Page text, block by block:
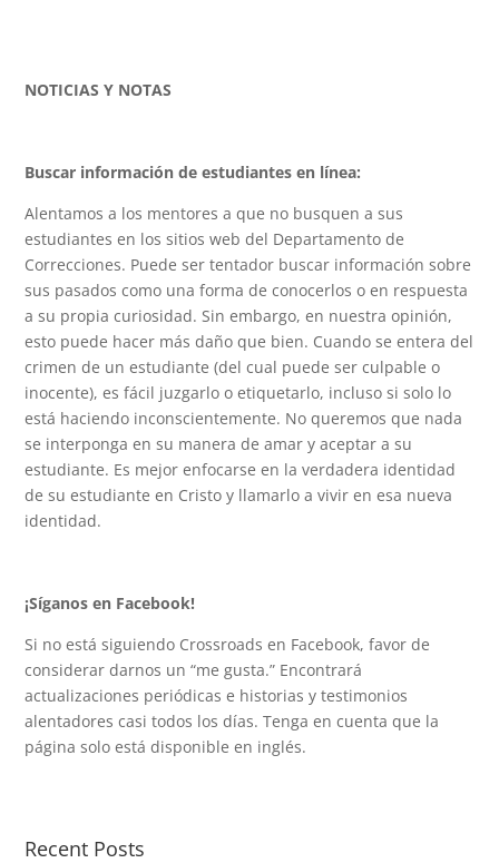
NOTICIAS Y NOTAS
Buscar información de estudiantes en línea:
Alentamos a los mentores a que no busquen a sus
estudiantes en los sitios web del Departamento de
Correcciones. Puede ser tentador buscar información sobre
sus pasados como una forma de conocerlos o en respuesta
a su propia curiosidad. Sin embargo, en nuestra opinión,
esto puede hacer más daño que bien. Cuando se entera del
crimen de un estudiante (del cual puede ser culpable o
inocente), es fácil juzgarlo o etiquetarlo, incluso si solo lo
está haciendo inconscientemente. No queremos que nada
se interponga en su manera de amar y aceptar a su
estudiante. Es mejor enfocarse en la verdadera identidad
de su estudiante en Cristo y llamarlo a vivir en esa nueva
identidad.
¡Síganos en Facebook!
Si no está siguiendo Crossroads en Facebook, favor de
considerar darnos un “me gusta.” Encontrará
actualizaciones periódicas e historias y testimonios
alentadores casi todos los días. Tenga en cuenta que la
página solo está disponible en inglés.
Recent Posts